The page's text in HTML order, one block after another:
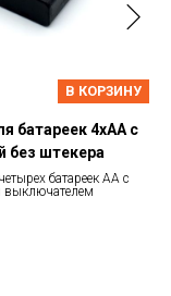
В КОРЗИНУ
батареек 4хАА с
без штекера
батареек АА с